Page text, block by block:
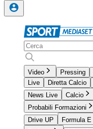
Video Pressing
Live
Diretta Calcio
News Live
Calcio
Probabili Formazioni
Drive UP
Formula E